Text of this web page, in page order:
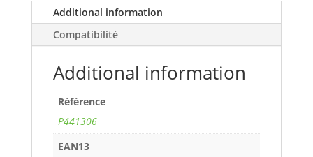
years
98>
ref.
quantity
Additional information
Compatibilité
Additional information
Référence
P441306
EAN13